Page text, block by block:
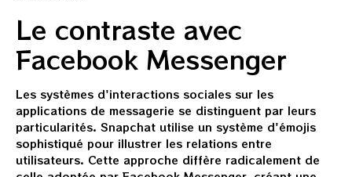
Le contraste avec
Facebook Messenger
Les systèmes d'interactions sociales sur les
applications de messagerie se distinguent par leurs
particularités. Snapchat utilise un système d'émojis
sophistiqué pour illustrer les relations entre
utilisateurs. Cette approche diffère radicalement de